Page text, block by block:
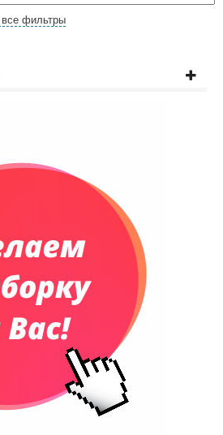
блокноты
ежедневники
недатированные
книжки
и ноутбуков
сумки
промо
и косметички
все фильтры